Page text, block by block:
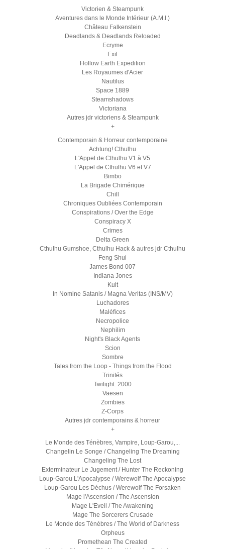
Victorien & Steampunk
Aventures dans le Monde Intérieur (A.M.I.)
Château Falkenstein
Deadlands & Deadlands Reloaded
Ecryme
Exil
Hollow Earth Expedition
Les Royaumes d'Acier
Nautilus
Space 1889
Steamshadows
Victoriana
Autres jdr victoriens & Steampunk
+
Contemporain & Horreur contemporaine
Achtung! Cthulhu
L'Appel de Cthulhu V1 à V5
L'Appel de Cthulhu V6 et V7
Bimbo
La Brigade Chimérique
Chill
Chroniques Oubliées Contemporain
Conspirations / Over the Edge
Conspiracy X
Crimes
Delta Green
Cthulhu Gumshoe, Cthulhu Hack & autres jdr Cthulhu
Feng Shui
James Bond 007
Indiana Jones
Kult
In Nomine Satanis / Magna Veritas (INS/MV)
Luchadores
Maléfices
Necropolice
Nephilim
Night's Black Agents
Scion
Sombre
Tales from the Loop - Things from the Flood
Trinités
Twilight: 2000
Vaesen
Zombies
Z-Corps
Autres jdr contemporains & horreur
+
Le Monde des Ténèbres, Vampire, Loup-Garou,...
Changelin Le Songe / Changeling The Dreaming
Changeling The Lost
Exterminateur Le Jugement / Hunter The Reckoning
Loup-Garou L'Apocalypse / Werewolf The Apocalypse
Loup-Garou Les Déchus / Werewolf The Forsaken
Mage l'Ascension / The Ascension
Mage L'Eveil / The Awakening
Mage The Sorcerers Crusade
Le Monde des Ténèbres / The World of Darkness
Orpheus
Promethean The Created